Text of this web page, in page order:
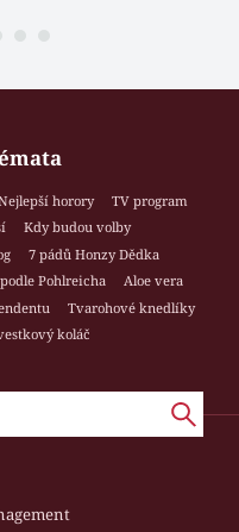
horory
TV program
Kdy budou volby
7 pádů Honzy Dědka
Pohlreicha
Aloe vera
Tvarohové knedlíky
koláč